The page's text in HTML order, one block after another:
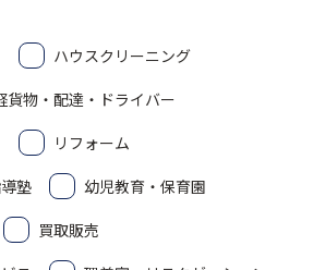
ハウスクリーニング
貨物・配達・ドライバー
リフォーム
塾
幼児教育・保育園
買取販売